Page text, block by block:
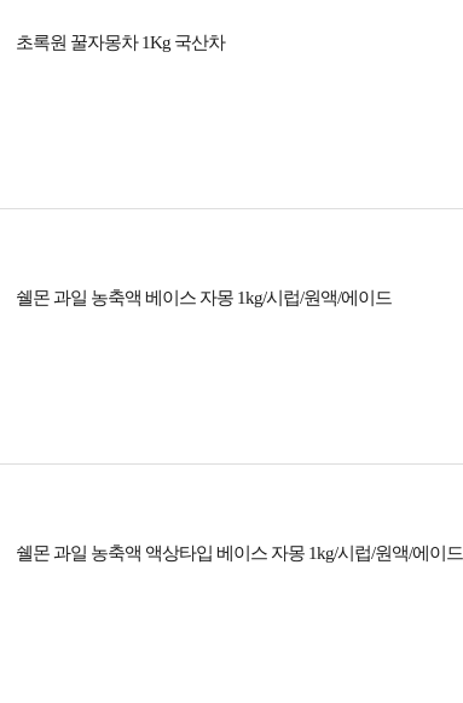
초록원 꿀자몽차 1Kg 국산차
쉘몬 과일 농축액 베이스 자몽 1kg/시럽/원액/에이드
쉘몬 과일 농축액 액상타입 베이스 자몽 1kg/시럽/원액/에이드